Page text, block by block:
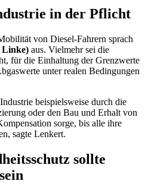
in der Pflicht
von Diesel-Fahrern sprach
Linke) aus. Vielmehr sei die
für die Einhaltung der Grenzwerte
unter realen Bedingungen
beispielsweise durch die
oder den Bau und Erhalt von
sorge, bis alle ihre
sagte Lenkert.
sollte